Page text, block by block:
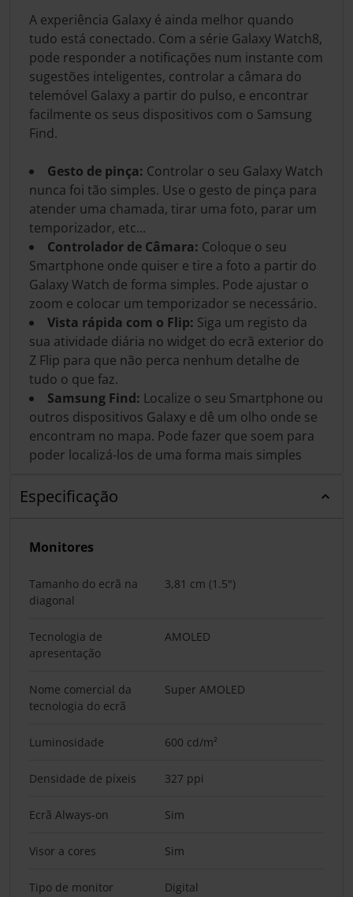
A experiência Galaxy é ainda melhor quando
tudo está conectado. Com a série Galaxy Watch8,
pode responder a notificações num instante com
sugestões inteligentes, controlar a câmara do
telemóvel Galaxy a partir do pulso, e encontrar
facilmente os seus dispositivos com o Samsung
Find.
Gesto de pinça: Controlar o seu Galaxy Watch
nunca foi tão simples. Use o gesto de pinça para
atender uma chamada, tirar uma foto, parar um
temporizador, etc...
Controlador de Câmara: Coloque o seu
Smartphone onde quiser e tire a foto a partir do
Galaxy Watch de forma simples. Pode ajustar o
zoom e colocar um temporizador se necessário.
Vista rápida com o Flip: Siga um registo da
sua atividade diária no widget do ecrã exterior do
Z Flip para que não perca nenhum detalhe de
tudo o que faz.
Samsung Find: Localize o seu Smartphone ou
outros dispositivos Galaxy e dê um olho onde se
encontram no mapa. Pode fazer que soem para
poder localizá-los de uma forma mais simples
Especificação
Monitores
Tamanho do ecrã na
diagonal
3,81 cm (1.5")
Tecnologia de
apresentação
AMOLED
Nome comercial da
tecnologia do ecrã
Super AMOLED
Luminosidade 600 cd/m²
Densidade de píxeis 327 ppi
Ecrã Always-on Sim
Visor a cores Sim
Tipo de monitor Digital